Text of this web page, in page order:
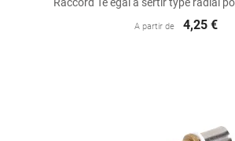
A partir de 4,25 €